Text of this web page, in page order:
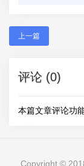
上一篇
评论 (0)
本篇文章评论功
Copyright ©